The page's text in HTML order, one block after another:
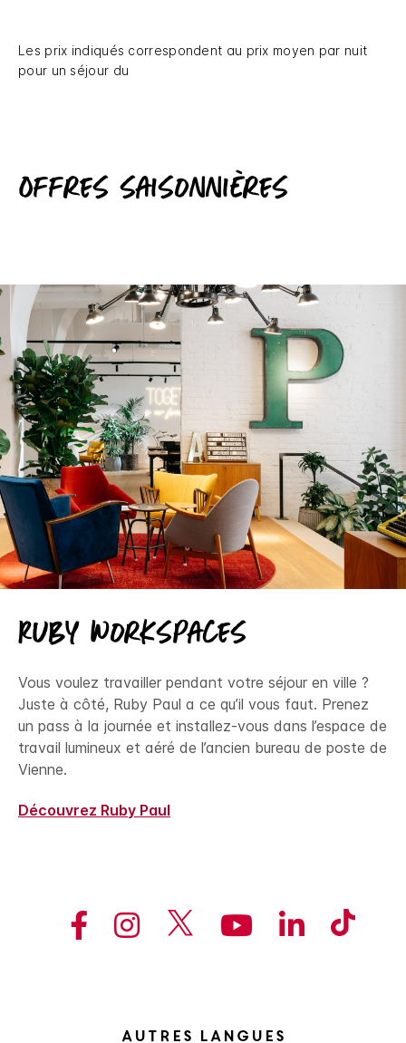
Les prix indiqués correspondent au prix moyen par nuit
pour un séjour du
Offres saisonnières
Ruby Workspaces
Vous voulez travailler pendant votre séjour en ville ?
Juste à côté, Ruby Paul a ce qu’il vous faut. Prenez
un pass à la journée et installez-vous dans l’espace de
travail lumineux et aéré de l’ancien bureau de poste de
Vienne.
Découvrez Ruby Paul
Autres langues